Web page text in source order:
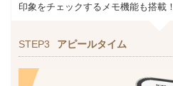
印象をチェックするメモ機能も搭載！
STEP3 アピールタイム